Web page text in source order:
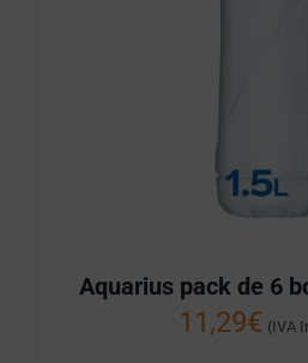
Aquarius pack de 6
11,29€ (IVA